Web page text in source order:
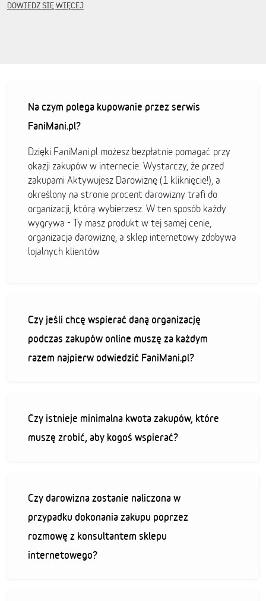
DOWIEDZ SIĘ WIĘCEJ
Na czym polega kupowanie przez serwis
FaniMani.pl?
Dzięki FaniMani.pl możesz bezpłatnie pomagać przy
okazji zakupów w internecie. Wystarczy, że przed
zakupami Aktywujesz Darowiznę (1 kliknięcie!), a
określony na stronie procent darowizny trafi do
organizacji, którą wybierzesz. W ten sposób każdy
wygrywa - Ty masz produkt w tej samej cenie,
organizacja darowiznę, a sklep internetowy zdobywa
lojalnych klientów
Czy jeśli chcę wspierać daną organizację
podczas zakupów online muszę za każdym
razem najpierw odwiedzić FaniMani.pl?
Czy istnieje minimalna kwota zakupów, które
muszę zrobić, aby kogoś wspierać?
Czy darowizna zostanie naliczona w
przypadku dokonania zakupu poprzez
rozmowę z konsultantem sklepu
internetowego?